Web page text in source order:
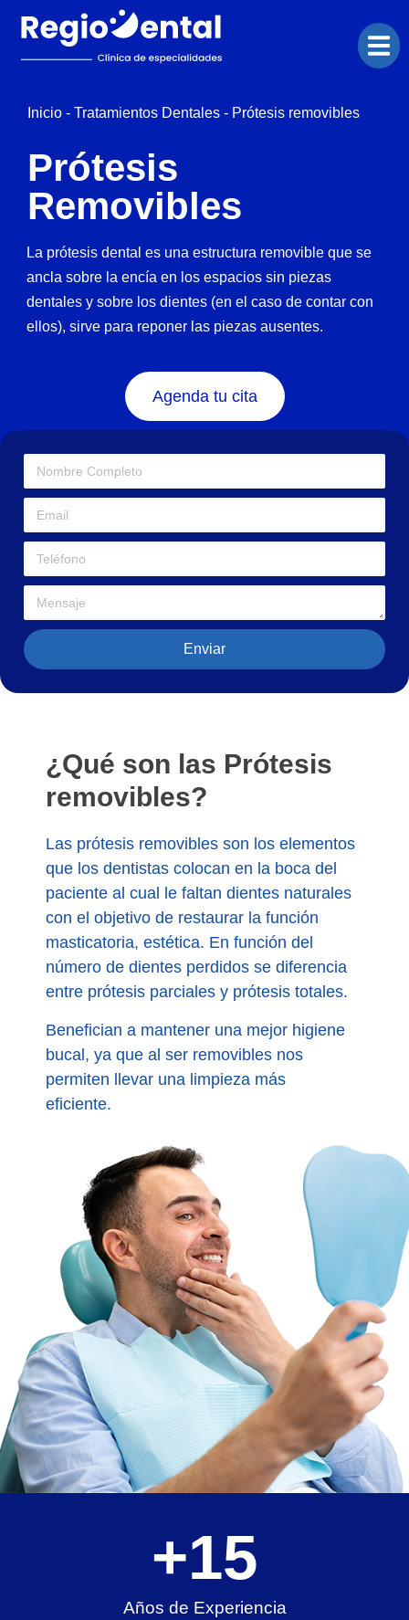
Inicio - Tratamientos Dentales - Prótesis removibles
Prótesis
Removibles
La prótesis dental es una estructura removible que se
ancla sobre la encía en los espacios sin piezas
dentales y sobre los dientes (en el caso de contar con
ellos), sirve para reponer las piezas ausentes.
Agenda tu cita
Enviar
¿Qué son las Prótesis
removibles?
Las prótesis removibles son los elementos
que los dentistas colocan en la boca del
paciente al cual le faltan dientes naturales
con el objetivo de restaurar la función
masticatoria, estética. En función del
número de dientes perdidos se diferencia
entre prótesis parciales y prótesis totales.
Benefician a mantener una mejor higiene
bucal, ya que al ser removibles nos
permiten llevar una limpieza más
eficiente.
Años de Experiencia
+15